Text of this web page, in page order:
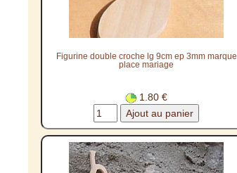
Figurine double croche lg 9cm ep 3mm marque
place mariage
1.80 €